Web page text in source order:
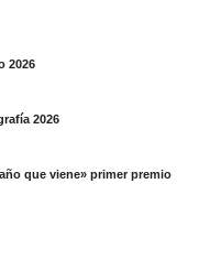
2026
2026
que viene» primer premio